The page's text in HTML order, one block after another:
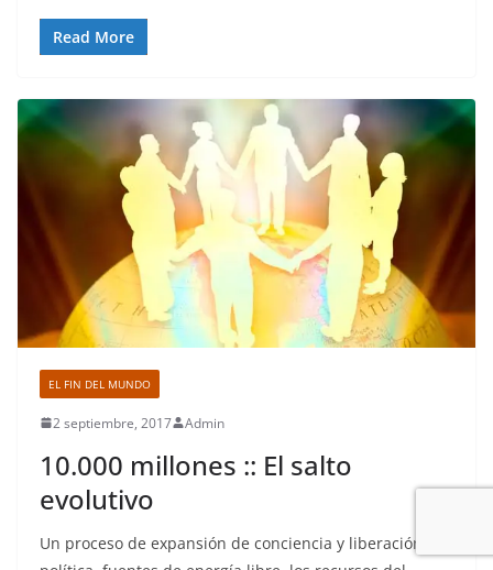
Read More
EL FIN DEL MUNDO
2 septiembre, 2017 Admin
10.000 millones :: El salto
evolutivo
Un proceso de expansión de conciencia y liberación